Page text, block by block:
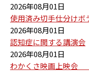
2026年08月01日
使用済み切手仕分けボ
2026年08月01日
認知症に関する講演会
2026年08月01日
わかくさ映画上映会